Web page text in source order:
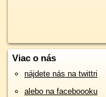
Viac o nás
nájdete nás na twittri
alebo na faceboooku